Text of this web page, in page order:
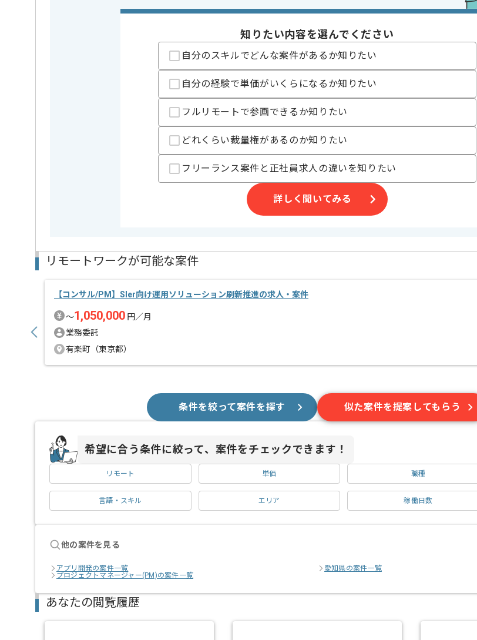
本企業様は東海エリアを中心に多数の案件を保有しており、別案件へのスライドを通じた長期的なご参画等も可能
隔週の月曜日と火曜日に(月に4回程度)現地での作業が発生いたします。
知りたい内容を選んでください
自分のスキルでどんな案件があるか知りたい
自分の経験で単価がいくらになるか知りたい
フルリモートで参画できるか知りたい
どれくらい裁量権があるのか知りたい
フリーランス案件と正社員求人の違いを知りたい
詳しく聞いてみる
リモートワークが可能な案件
【コンサル/PM】SIer向け運用ソリューション刷新推進の求人・案件
〜1,050,000 円／月
業務委託
有楽町（東京都）
条件を絞って案件を探す 似た案件を提案してもらう
希望に合う条件に絞って、案件をチェックできます！
リモート 単価 職種
言語・スキル エリア 稼働日数
他の案件を見る
アプリ開発の案件一覧
愛知県の案件一覧
プロジェクトマネージャー(PM)の案件一覧
あなたの閲覧履歴